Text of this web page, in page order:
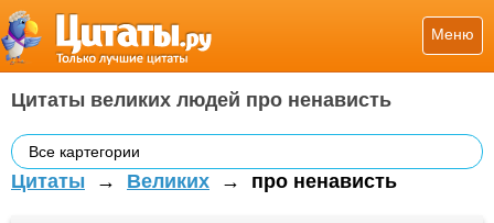
Меню
Цитаты великих людей про ненависть
Все картегории
Цитаты → Великих → про ненависть